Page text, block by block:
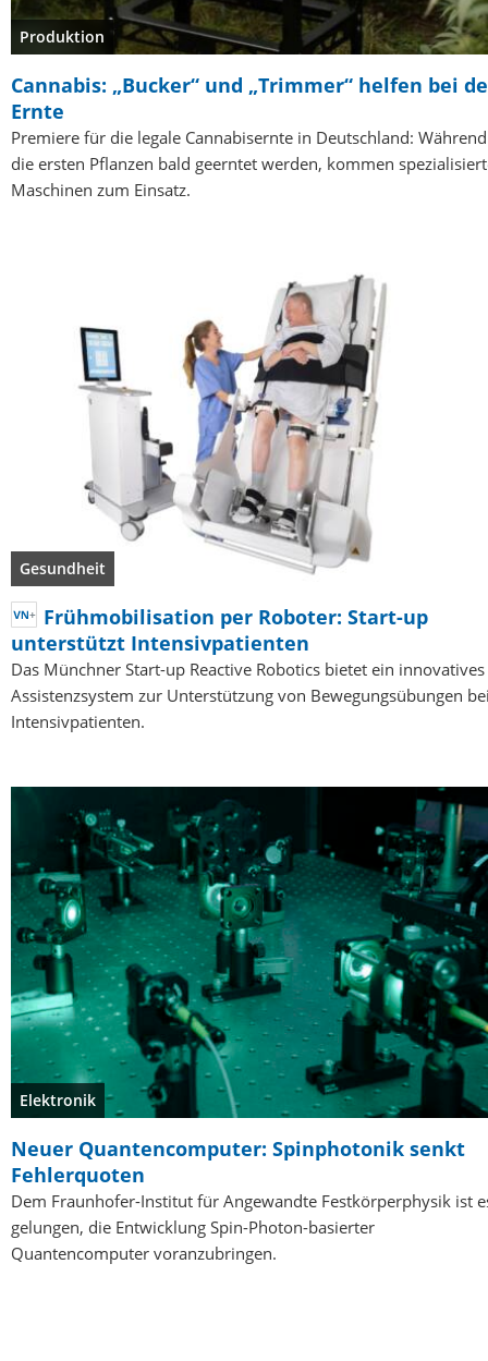
Produktion
Cannabis: „Bucker“ und „Trimmer“ helfen bei
Ernte
Premiere für die legale Cannabisernte in Deutschland: Während
die ersten Pflanzen bald geerntet werden, kommen
Maschinen zum Einsatz.
Gesundheit
Frühmobilisation per Roboter: Start-up
unterstützt Intensivpatienten
Das Münchner Start-up Reactive Robotics bietet ein innovatives
Assistenzsystem zur Unterstützung von Bewegungsübungen
Intensivpatienten.
Elektronik
Neuer Quantencomputer: Spinphotonik senkt
Fehlerquoten
Dem Fraunhofer-Institut für Angewandte Festkörperphysik ist
gelungen, die Entwicklung Spin-Photon-basierter
Quantencomputer voranzubringen.